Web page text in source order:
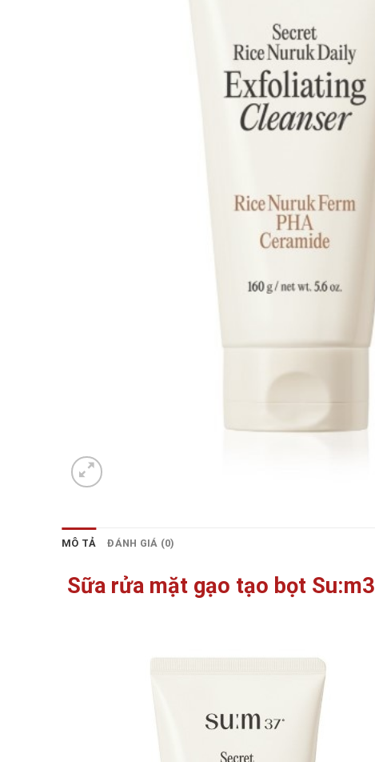
MÔ TẢ ĐÁNH GIÁ (0)
Sữa rửa mặt gạo tạo bọt